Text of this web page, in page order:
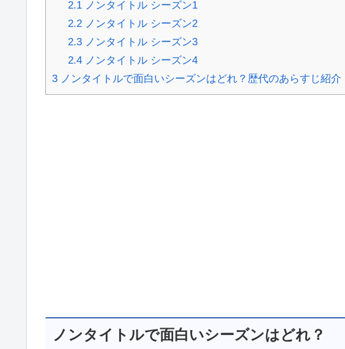
2.1ノンタイトル シーズン1
2.2ノンタイトル シーズン2
2.3ノンタイトル シーズン3
2.4ノンタイトル シーズン4
3 ノンタイトルで面白いシーズンはどれ？歴代のあらすじ紹介
ノンタイトルで面白いシーズンはどれ？